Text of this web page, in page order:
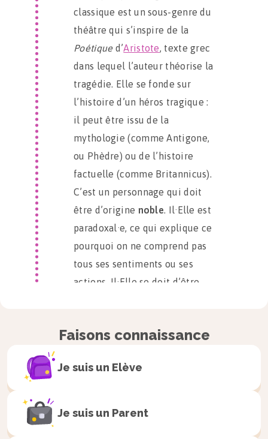
classique est un sous-genre du
théâtre qui s’inspire de la
Poétiqued’Aristote, texte grec
dans lequel l’auteur théorise la
tragédie. Elle se fonde sur
l’histoire d’un héros tragique :
il peut être issu de la
mythologie (comme Antigone,
ou Phèdre) ou de l’histoire
factuelle (comme Britannicus).
C’est un personnage qui doit
être d’origine noble. Il·Elle est
paradoxal·e, ce qui explique ce
pourquoi on ne comprend pas
tous ses sentiments ou ses
actions. Il·Elle se doit d’être
il·elle est porteur·se d’une
passions démesurées (
terrible destin
, faisant
Faisons connaissance
Je suis un Elève
Je suis un Parent